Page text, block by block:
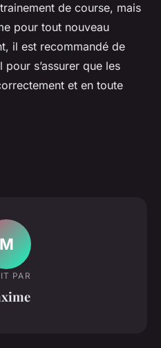
de course, mais
pour tout nouveau
il est recommandé de
s’assurer que les
et en toute
M
PAR